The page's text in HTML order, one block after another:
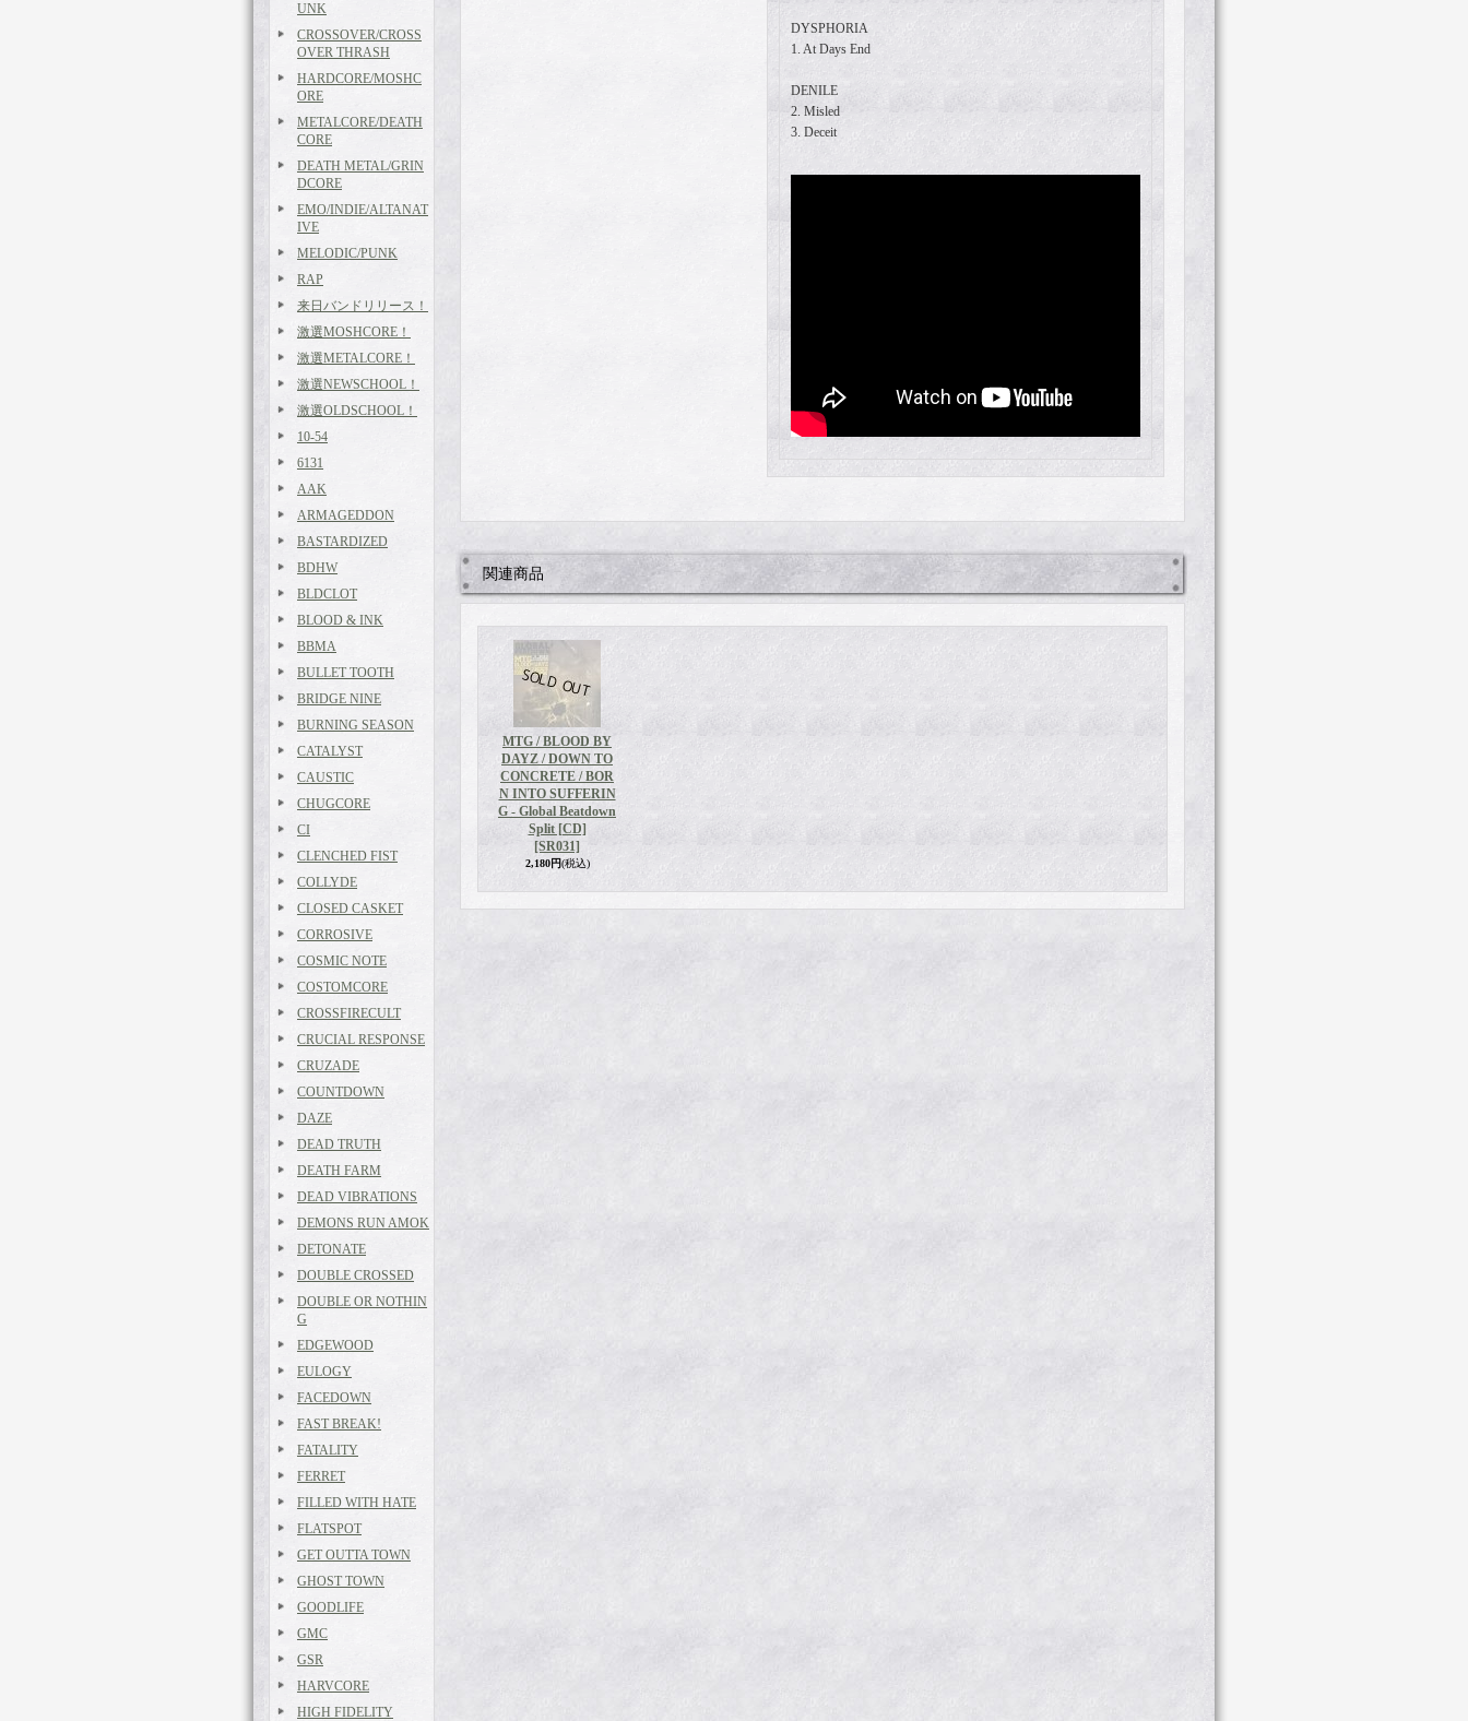
UNK
CROSSOVER/CROSS
OVER THRASH
HARDCORE/MOSHC
ORE
METALCORE/DEATH
CORE
DEATH METAL/GRIN
DCORE
EMO/INDIE/ALTANAT
IVE
MELODIC/PUNK
RAP
来日バンドリリース！
激選MOSHCORE！
激選METALCORE！
激選NEWSCHOOL！
激選OLDSCHOOL！
10-54
6131
AAK
ARMAGEDDON
BASTARDIZED
BDHW
BLDCLOT
BLOOD & INK
BBMA
BULLET TOOTH
BRIDGE NINE
BURNING SEASON
CATALYST
CAUSTIC
CHUGCORE
CI
CLENCHED FIST
COLLYDE
CLOSED CASKET
CORROSIVE
COSMIC NOTE
COSTOMCORE
CROSSFIRECULT
CRUCIAL RESPONSE
CRUZADE
COUNTDOWN
DAZE
DEAD TRUTH
DEATH FARM
DEAD VIBRATIONS
DEMONS RUN AMOK
DETONATE
DOUBLE CROSSED
DOUBLE OR NOTHIN
G
EDGEWOOD
EULOGY
FACEDOWN
FAST BREAK!
FATALITY
FERRET
FILLED WITH HATE
FLATSPOT
GET OUTTA TOWN
GHOST TOWN
GOODLIFE
GMC
GSR
HARVCORE
HIGH FIDELITY
DYSPHORIA
1. At Days End
DENILE
2. Misled
3. Deceit
関連商品
MTG / BLOOD BY
DAYZ / DOWN TO
CONCRETE / BOR
N INTO SUFFERIN
G - Global Beatdown
Split [CD]
[SR031]
2,180円(税込)